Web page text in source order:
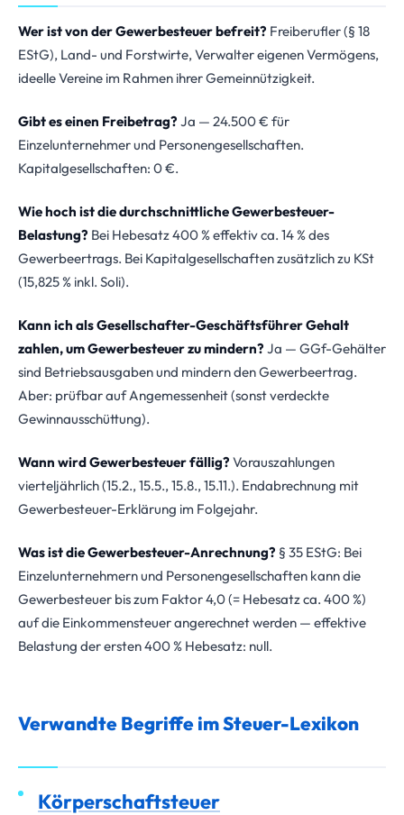
Wer ist von der Gewerbesteuer befreit? Freiberufler (§ 18
EStG), Land- und Forstwirte, Verwalter eigenen Vermögens,
ideelle Vereine im Rahmen ihrer Gemeinnützigkeit.
Gibt es einen Freibetrag? Ja — 24.500 € für
Einzelunternehmer und Personengesellschaften.
Kapitalgesellschaften: 0 €.
Wie hoch ist die durchschnittliche Gewerbesteuer-
Belastung? Bei Hebesatz 400 % effektiv ca. 14 % des
Gewerbeertrags. Bei Kapitalgesellschaften zusätzlich zu KSt
(15,825 % inkl. Soli).
Kann ich als Gesellschafter-Geschäftsführer Gehalt
zahlen, um Gewerbesteuer zu mindern? Ja — GGf-Gehälter
sind Betriebsausgaben und mindern den Gewerbeertrag.
Aber: prüfbar auf Angemessenheit (sonst verdeckte
Gewinnausschüttung).
Wann wird Gewerbesteuer fällig? Vorauszahlungen
vierteljährlich (15.2., 15.5., 15.8., 15.11.). Endabrechnung mit
Gewerbesteuer-Erklärung im Folgejahr.
Was ist die Gewerbesteuer-Anrechnung? § 35 EStG: Bei
Einzelunternehmern und Personengesellschaften kann die
Gewerbesteuer bis zum Faktor 4,0 (= Hebesatz ca. 400 %)
auf die Einkommensteuer angerechnet werden — effektive
Belastung der ersten 400 % Hebesatz: null.
Verwandte Begriffe im Steuer-Lexikon
Körperschaftsteuer